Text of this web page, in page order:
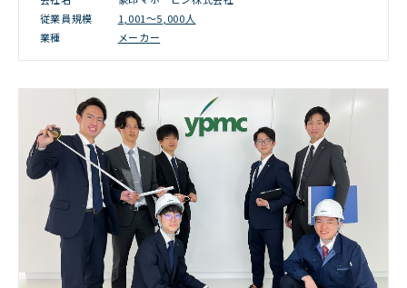
従業員規模
1,001～5,000人
業種
メーカー